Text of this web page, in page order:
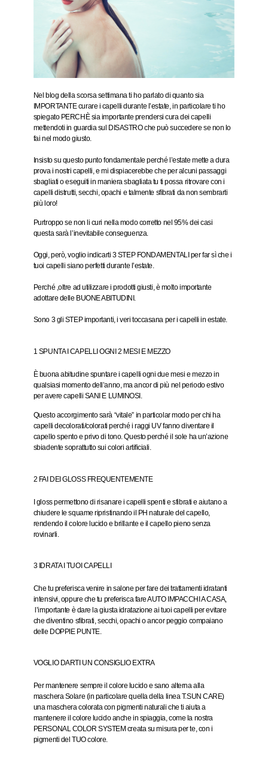
Nel blog della scorsa settimana ti ho parlato di quanto sia
IMPORTANTEcurare i capelli durante l’estate,in particolare ti ho
spiegato PERCHÈsia importante prendersi cura dei capelli
mettendoti in guardia sul DISASTROche può succedere se non lo
fai nel modo giusto.
Insisto su questo punto fondamentale perché l’estate mette a dura
prova i nostri capelli, e mi dispiacerebbe che per alcuni passaggi
sbagliati o eseguiti in maniera sbagliata tu ti possa ritrovare con i
capelli distrutti, secchi, opachi e talmente sfibrati da non sembrarti
più loro!
Purtroppo se non li curi nella modo corretto nel 95% dei casi
questa sarà l’inevitabile conseguenza.
Oggi, però, voglio indicarti 3 STEP FONDAMENTALI per far sì che i
tuoi capelli sianoperfetti durante l’estate.
Perché ,oltre ad utilizzare i prodotti giusti, è molto importante
adottare delle BUONE ABITUDINI .
Sono 3 gli STEP importanti, i veri toccasana per i capelli in estate.
1 SPUNTA I CAPELLI OGNI 2 MESI E MEZZO
È buona abitudine spuntare i capelli ogni due mesi e mezzo in
qualsiasi momento dell’anno, ma ancor di più nel periodo estivo
per avere capelli SANI E LUMINOSI.
Questo accorgimento sarà “vitale” in particolar modo per chi ha
capelli decolorati/colorati perché i raggi UV fanno diventare il
capello spento e privo di tono. Questo perché il sole ha un’azione
sbiadente soprattutto sui colori artificiali.
2 FAI DEI GLOSS FREQUENTEMENTE
I gloss permettono di risanare i capelli spenti e sfibrati e aiutano a
chiudere le squame ripristinando il PH naturale del capello,
rendendo il colore lucido e brillante e il capello pieno senza
rovinarli.
3 IDRATA I TUOI CAPELLI
Che tu preferisca venire in salone per fare dei trattamenti idratanti
intensivi, oppure che tu preferisca fare AUTO IMPACCHI A CASA,
l’importante è dare la giusta idratazione ai tuoi capelli per evitare
che diventino sfibrati, secchi, opachi o ancor peggio compaiano
delle DOPPIE PUNTE.
VOGLIO DARTI UN CONSIGLIO EXTRA
Per mantenere sempre il colore lucido e sano alterna alla
maschera Solare (in particolare quella della linea T.SUN CARE)
una maschera colorata con pigmenti naturali che ti aiuta a
mantenere il colore lucido anche in spiaggia, come la nostra
PERSONAL COLOR SYSTEM creata su misura per te, con i
pigmenti del TUO colore.